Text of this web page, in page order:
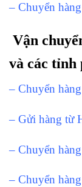
– Chuyển
Vận
và các tỉnh
– Chuyển
– Gửi hàng từ
– Chuyển
– Chuyển